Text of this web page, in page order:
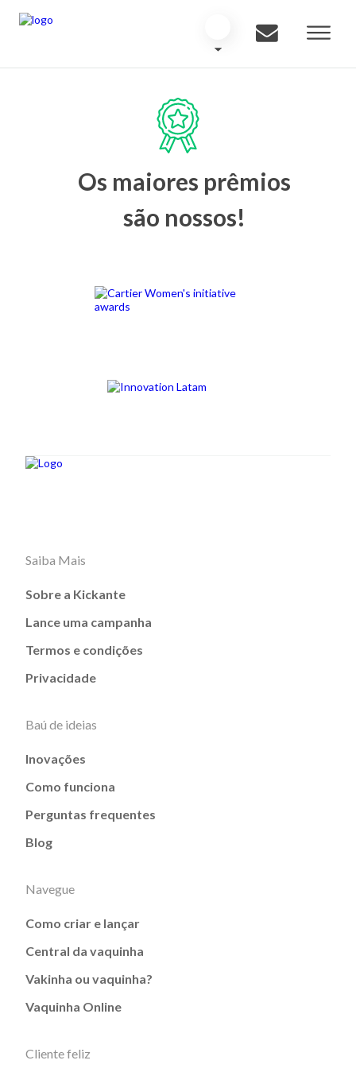
Os maiores prêmios
são nossos!
Saiba Mais
Sobre a Kickante
Lance uma campanha
Termos e condições
Privacidade
Baú de ideias
Inovações
Como funciona
Perguntas frequentes
Blog
Navegue
Como criar e lançar
Central da vaquinha
Vakinha ou vaquinha?
Vaquinha Online
Cliente feliz